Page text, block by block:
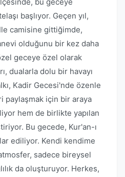
başlıyor. Geçen yıl,
camisine gittiğimde,
olduğunu bir kez daha
geceye özel olarak
dualarla dolu bir havayı
Kadir Gecesi'nde özenle
paylaşmak için bir araya
hem de birlikte yapılan
Bu gecede, Kur'an-ı
ediliyor. Kendi kendime
sadece bireysel
da oluşturuyor. Herkes,